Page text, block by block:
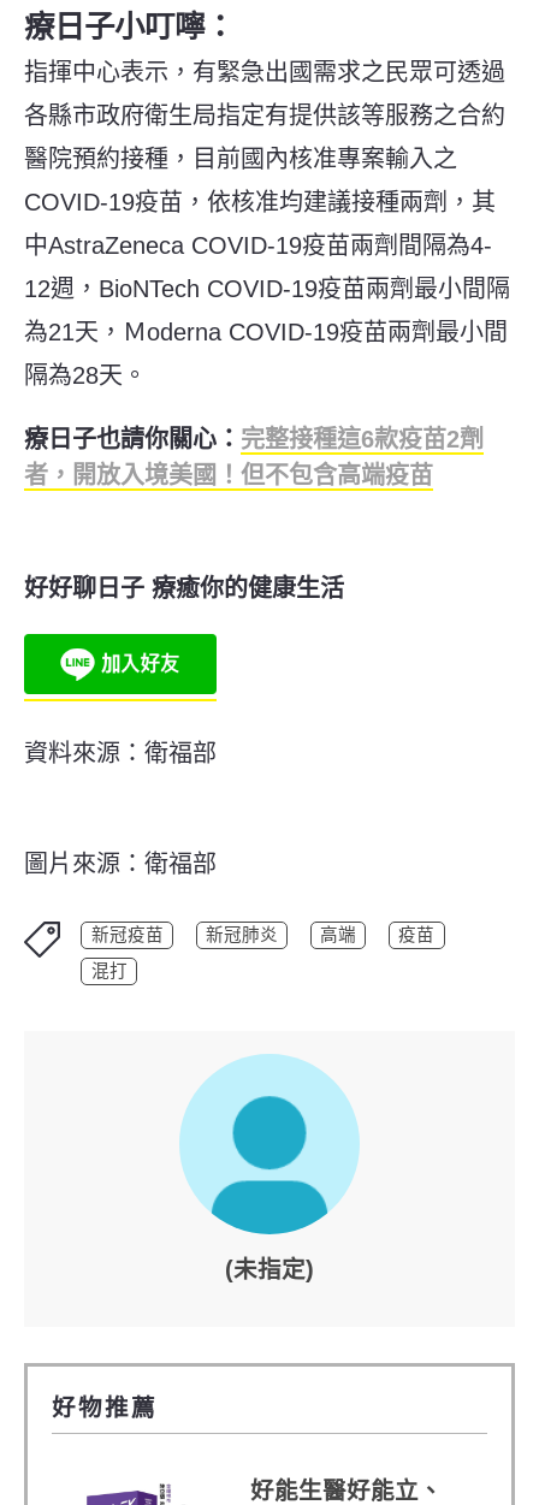
療日子小叮嚀：
指揮中心表示，有緊急出國需求之民眾可透過
各縣市政府衛生局指定有提供該等服務之合約
醫院預約接種，目前國內核准專案輸入之
COVID-19疫苗，依核准均建議接種兩劑，其
中AstraZeneca COVID-19疫苗兩劑間隔為4-
12週，BioNTech COVID-19疫苗兩劑最小間隔
為21天，Ｍoderna COVID-19疫苗兩劑最小間
隔為28天。
療日子也請你關心： 完整接種這6款疫苗2劑
者，開放入境美國！但不包含高端疫苗
好好聊日子 療癒你的健康生活
資料來源：衛福部
圖片來源：衛福部
新冠疫苗 新冠肺炎 高端
疫苗
混打
(未指定)
好物推薦
好能生醫好能立、